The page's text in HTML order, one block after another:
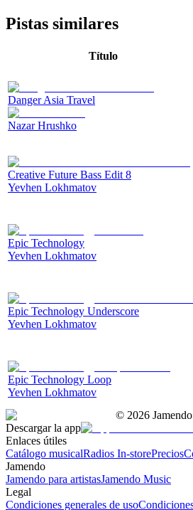
Pistas similares
Título
Danger Asia Travel
Nazar Hrushko
Creative Future Bass Edit 8
Yevhen Lokhmatov
Epic Technology
Yevhen Lokhmatov
Epic Technology Underscore
Yevhen Lokhmatov
Epic Technology Loop
Yevhen Lokhmatov
© 2026
Descargar la app
Enlaces útiles
Catálogo musicalRadios In-storePrecios
Jamendo
Jamendo para artistasJamendo Music
Legal
Condiciones generales de uso